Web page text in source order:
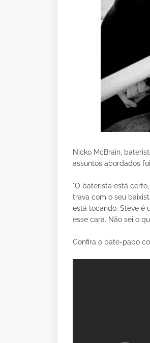
Nicko McBrain,
assuntos abordados
"O baterista está
trava com o seu
está tocando. Steve é
esse cara. Não sei o
Confira o bate-papo